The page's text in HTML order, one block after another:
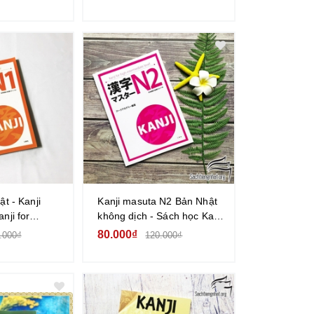
- Kanji
for
Sách học
Kanji masuta N2 Bản Nhật
không dịch - Sách học Kanji
cấp độ N2 (Nguyên
80.000₫ 120.000₫